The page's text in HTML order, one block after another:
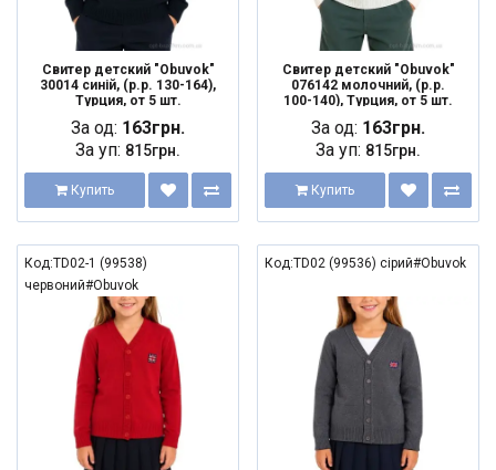
Свитер детский "Obuvok"
30014 синій, (р.р. 130-164),
Турция, от 5 шт.
За од: 163грн.
За уп: 815грн.
Купить
Свитер детский "Obuvok"
076142 молочний, (р.р.
100-140), Турция, от 5 шт.
За од: 163грн.
За уп: 815грн.
Купить
Код:TD02-1 (99538)
червоний#Obuvok
Код:TD02 (99536) сірий#Obuvok